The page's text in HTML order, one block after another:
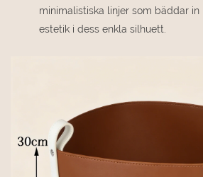
minimalistiska linjer som bäddar in
estetik i dess enkla silhuett.